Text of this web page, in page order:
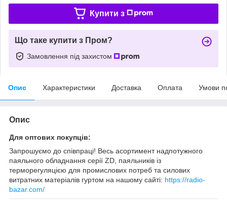
Купити з
Що таке купити з Пром?
Замовлення під захистом
Опис Характеристики Доставка Оплата Умови
Опис
Для оптових покупців:
Запрошуємо до співпраці! Весь асортимент надпотужного
паяльного обладнання серії ZD, паяльників із
терморегуляцією для промислових потреб та силових
витратних матеріалів гуртом на нашому сайті: https://radio-
bazar.com/